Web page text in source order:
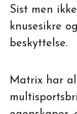
Sist men
knusesikre
beskyttelse.
Matrix har